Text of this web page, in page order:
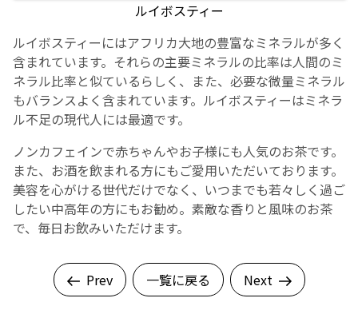
ルイボスティー
ルイボスティーにはアフリカ大地の豊富なミネラルが多く
含まれています。それらの主要ミネラルの比率は人間のミ
ネラル比率と似ているらしく、また、必要な微量ミネラル
もバランスよく含まれています。ルイボスティーはミネラ
ル不足の現代人には最適です。
ノンカフェインで赤ちゃんやお子様にも人気のお茶です。
また、お酒を飲まれる方にもご愛用いただいております。
美容を心がける世代だけでなく、いつまでも若々しく過ご
したい中高年の方にもお勧め。素敵な香りと風味のお茶
で、毎日お飲みいただけます。
Prev 一覧に戻る Next
遠方にお住まいで当院での出産を希望される方へ
医師プロフィール
English Page